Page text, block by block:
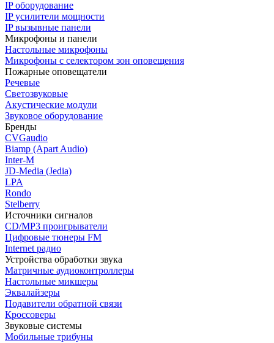
IP оборудование
IP усилители мощности
IP вызывные панели
Микрофоны и панели
Настольные микрофоны
Микрофоны с селектором зон оповещения
Пожарные оповещатели
Речевые
Светозвуковые
Акустические модули
Звуковое оборудование
Бренды
CVGaudio
Biamp (Apart Audio)
Inter-M
JD-Media (Jedia)
LPA
Rondo
Stelberry
Источники сигналов
CD/MP3 проигрыватели
Цифровые тюнеры FM
Internet радио
Устройства обработки звука
Матричные аудиоконтроллеры
Настольные микшеры
Эквалайзеры
Подавители обратной связи
Кроссоверы
Звуковые системы
Мобильные трибуны